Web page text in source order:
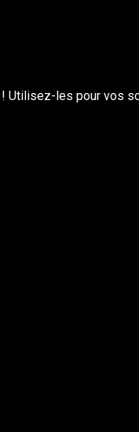
Utilisez-les pour vos